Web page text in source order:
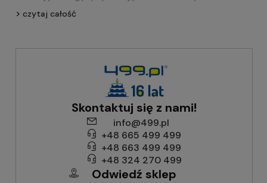
czytaj całość
Skontaktuj się z nami!
info@499.pl
+48 665 499 499
+48 663 499 499
+48 324 270 499
Odwiedź sklep